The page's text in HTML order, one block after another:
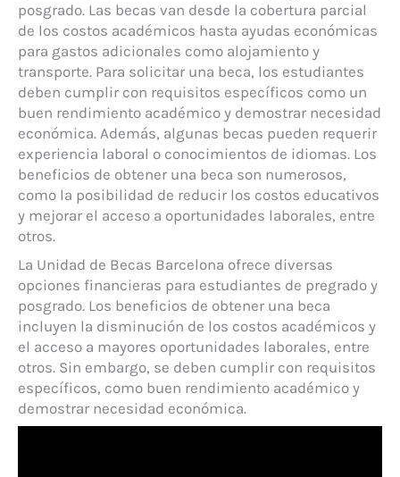
posgrado. Las becas van desde la cobertura parcial
de los costos académicos hasta ayudas económicas
para gastos adicionales como alojamiento y
transporte. Para solicitar una beca, los estudiantes
deben cumplir con requisitos específicos como un
buen rendimiento académico y demostrar necesidad
económica. Además, algunas becas pueden requerir
experiencia laboral o conocimientos de idiomas. Los
beneficios de obtener una beca son numerosos,
como la posibilidad de reducir los costos educativos
y mejorar el acceso a oportunidades laborales, entre
otros.
La Unidad de Becas Barcelona ofrece diversas
opciones financieras para estudiantes de pregrado y
posgrado. Los beneficios de obtener una beca
incluyen la disminución de los costos académicos y
el acceso a mayores oportunidades laborales, entre
otros. Sin embargo, se deben cumplir con requisitos
específicos, como buen rendimiento académico y
demostrar necesidad económica.